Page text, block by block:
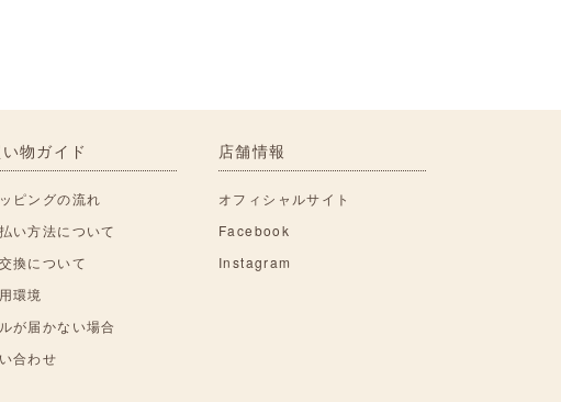
物ガイド
ピングの流れ
い方法について
換について
環境
が届かない場合
合わせ
店舗情報
オフィシャルサイト
Facebook
Instagram